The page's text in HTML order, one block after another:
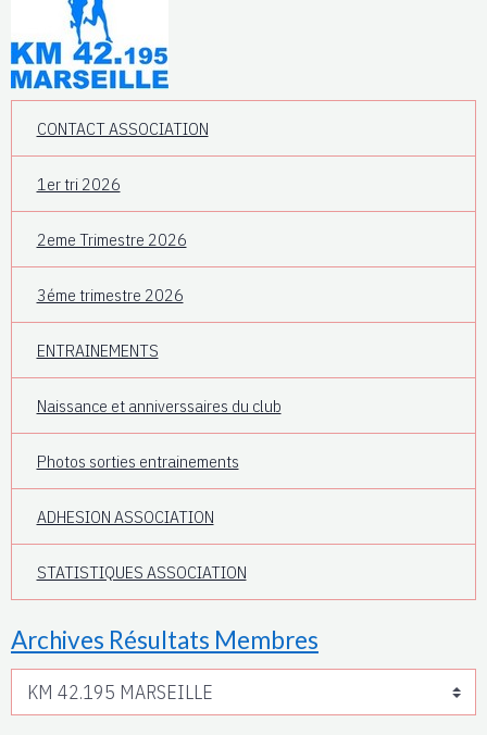
CONTACT ASSOCIATION
1er tri 2026
2eme Trimestre 2026
3éme trimestre 2026
ENTRAINEMENTS
Naissance et anniverssaires du club
Photos sorties entrainements
ADHESION ASSOCIATION
STATISTIQUES ASSOCIATION
Archives Résultats Membres